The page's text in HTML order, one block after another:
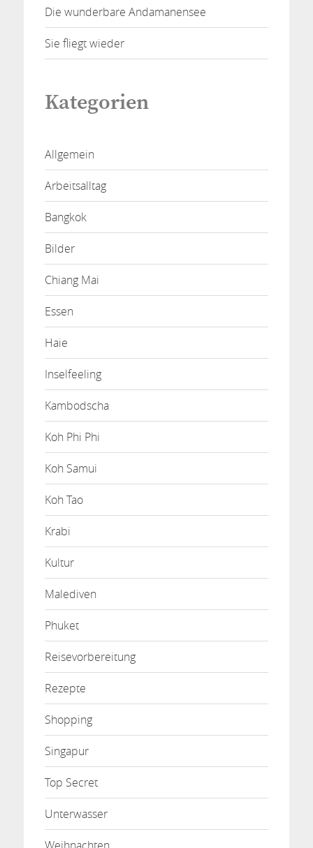
Die wunderbare Andamanensee
Sie fliegt wieder
Kategorien
Allgemein
Arbeitsalltag
Bangkok
Bilder
Chiang Mai
Essen
Haie
Inselfeeling
Kambodscha
Koh Phi Phi
Koh Samui
Koh Tao
Krabi
Kultur
Malediven
Phuket
Reisevorbereitung
Rezepte
Shopping
Singapur
Top Secret
Unterwasser